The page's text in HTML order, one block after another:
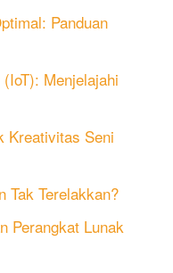
Panduan
Menjelajahi
Kreativitas Seni
Tak Terelakkan?
Perangkat Lunak